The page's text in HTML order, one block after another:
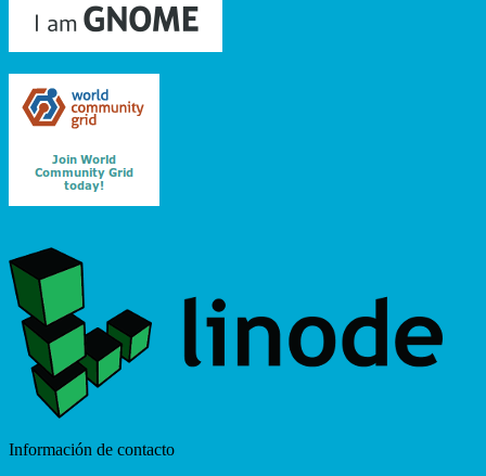
Información de contacto